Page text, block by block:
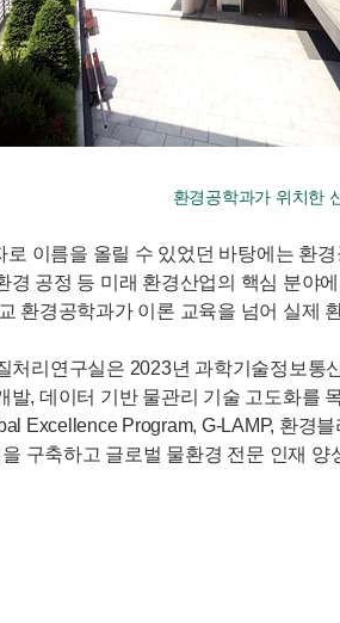
환경공학과가 위치한
이름을 올릴 수 있었던 바탕에는 환
공정 등 미래 환경산업의 핵심 분야
환경공학과가 이론 교육을 넘어 실제
리연구실은 2023년 과학기술정보
, 데이터 기반 물관리 기술 고도화
Excellence Program, G-LAMP, 환
구축하고 글로벌 물환경 전문 인재 양